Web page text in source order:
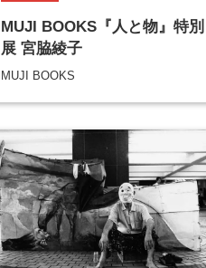
MUJI BOOKS『人と物』特別
展 宮脇綾子
MUJI BOOKS